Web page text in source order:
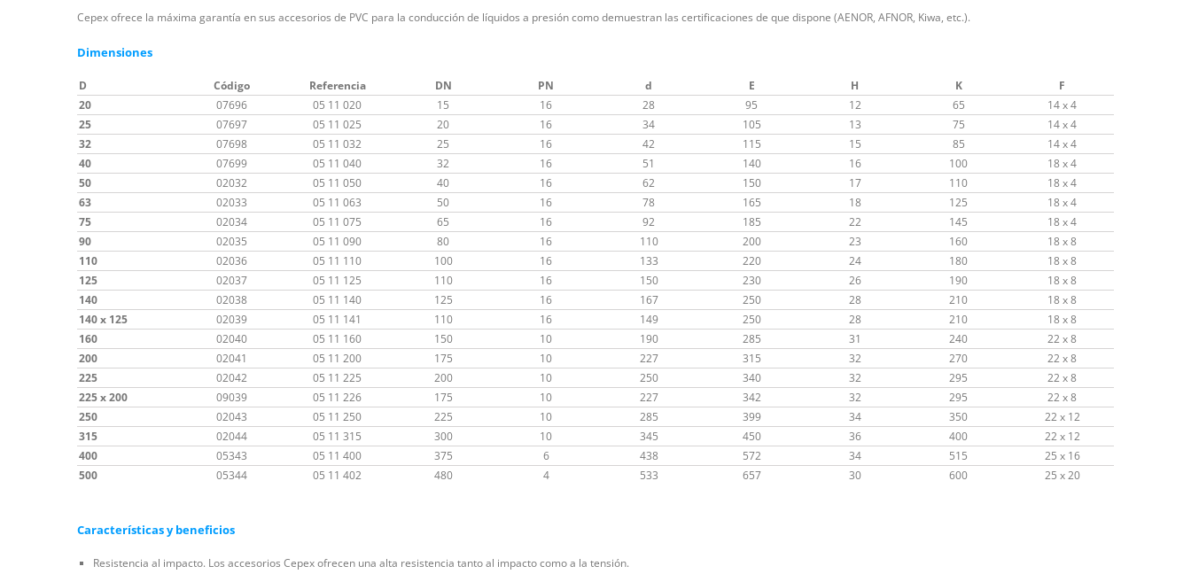
Cepex ofrece la máxima garantía en sus accesorios de PVC para la conducción de líquidos a presión como demuestran las certificaciones de que dispone (AENOR, AFNOR, Kiwa, etc.).
Dimensiones
D Código Referencia DN PN d E H K
F
20
07696 05 11 020 15 16 28 95 12 65
14 x 4
25
07697 05 11 025 20 16 34 105 13 75
14 x 4
32
07698 05 11 032 25 16 42 115 15 85
14 x 4
40
07699 05 11 040 32 16 51 140 16 100
18 x 4
50
02032 05 11 050 40 16 62 150 17 110
18 x 4
63
02033 05 11 063 50 16 78 165 18 125
18 x 4
75
02034 05 11 075 65 16 92 185 22 145
18 x 4
90
02035 05 11 090 80 16 110 200 23 160
18 x 8
110
02036 05 11 110 100 16 133 220 24 180
18 x 8
125
02037 05 11 125 110 16 150 230 26 190
18 x 8
140
02038 05 11 140 125 16 167 250 28 210
18 x 8
140 x 125
02039 05 11 141 110 16 149 250 28 210
18 x 8
160
02040 05 11 160 150 10 190 285 31 240
22 x 8
200
02041 05 11 200 175 10 227 315 32 270
22 x 8
225
02042 05 11 225 200 10 250 340 32 295
22 x 8
225 x 200
09039 05 11 226 175 10 227 342 32 295
22 x 8
250
02043 05 11 250 225 10 285 399 34 350
22 x 12
315
02044 05 11 315 300 10 345 450 36 400
22 x 12
400
05343 05 11 400 375 6 438 572 34 515
25 x 16
500
05344 05 11 402 480 4 533 657 30 600 25 x 20
Características y beneficios
Resistencia al impacto. Los accesorios Cepex ofrecen una alta resistencia tanto al impacto como a la tensión.